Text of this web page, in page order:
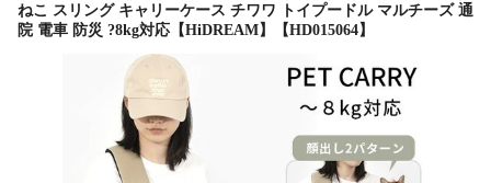
ねこ スリング キャリーケース チワワ トイプードル マルチーズ 通
院 電車 防災 ?8kg対応【HiDREAM】【HD015064】